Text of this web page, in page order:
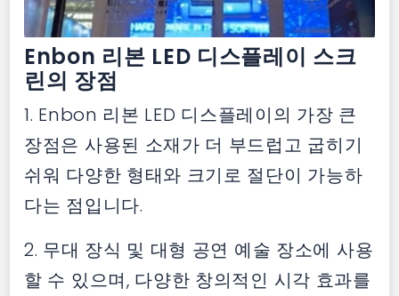
Enbon 리본 LED 디스플레이 스크
린의 장점
1. Enbon 리본 LED 디스플레이의 가장 큰
장점은 사용된 소재가 더 부드럽고 굽히기
쉬워 다양한 형태와 크기로 절단이 가능하
다는 점입니다.
2. 무대 장식 및 대형 공연 예술 장소에 사용
할 수 있으며, 다양한 창의적인 시각 효과를